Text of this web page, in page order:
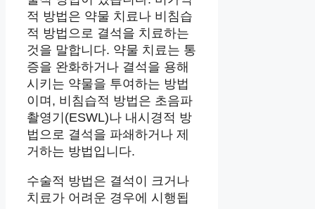
적 방법은 약물 치료나 비침습
적 방법으로 결석을 치료하는
것을 말합니다. 약물 치료는 통
증을 완화하거나 결석을 용해
시키는 약물을 투여하는 방법
이며, 비침습적 방법은 초음파
촬영기(ESWL)나 내시경적 방
법으로 결석을 파쇄하거나 제
거하는 방법입니다.
수술적 방법은 결석이 크거나
치료가 어려운 경우에 시행됩